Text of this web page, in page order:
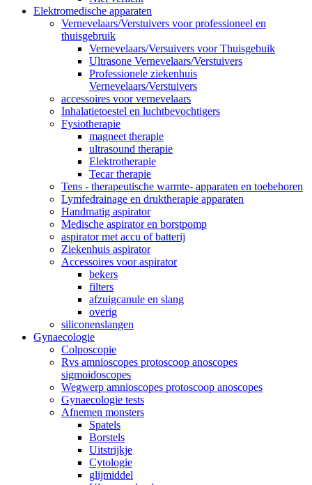
Elektromedische apparaten
Vernevelaars/Verstuivers voor professioneel en
thuisgebruik
Vernevelaars/Versuivers voor Thuisgebuik
Ultrasone Vernevelaars/Verstuivers
Professionele ziekenhuis
Vernevelaars/Verstuivers
accessoires voor vernevelaars
Inhalatietoestel en luchtbevochtigers
Fysiotherapie
magneet therapie
ultrasound therapie
Elektrotherapie
Tecar therapie
Tens - therapeutische warmte- apparaten en toebehoren
Lymfedrainage en druktherapie apparaten
Handmatig aspirator
Medische aspirator en borstpomp
aspirator met accu of batterij
Ziekenhuis aspirator
Accessoires voor aspirator
bekers
filters
afzuigcanule en slang
overig
siliconenslangen
Gynaecologie
Colposcopie
Rvs amnioscopes protoscoop anoscopes
sigmoidoscopes
Wegwerp amnioscopes protoscoop anoscopes
Gynaecologie tests
Afnemen monsters
Spatels
Borstels
Uitstrijkje
Cytologie
glijmiddel